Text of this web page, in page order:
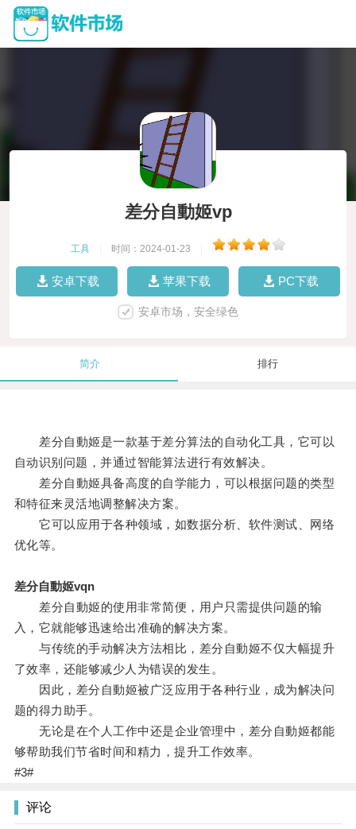
差分自動姬vp
工具 时间：2024-01-23
安卓下载 苹果下载 PC下载
安卓市场，安全绿色
简介 排行
差分自動姬是一款基于差分算法的自动化工具，它可以
自动识别问题，并通过智能算法进行有效解决。
差分自動姬具备高度的自学能力，可以根据问题的类型
和特征来灵活地调整解决方案。
它可以应用于各种领域，如数据分析、软件测试、网络
优化等。
差分自動姬vqn
差分自動姬的使用非常简便，用户只需提供问题的输
入，它就能够迅速给出准确的解决方案。
与传统的手动解决方法相比，差分自動姬不仅大幅提升
了效率，还能够减少人为错误的发生。
因此，差分自動姬被广泛应用于各种行业，成为解决问
题的得力助手。
无论是在个人工作中还是企业管理中，差分自動姬都能
够帮助我们节省时间和精力，提升工作效率。
#3#
评论